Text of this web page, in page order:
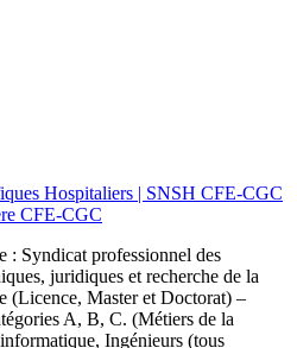
Hospitaliers | SNSH CFE-CGC
CFE-CGC
: Syndicat professionnel des
juridiques et recherche de la
(Licence, Master et Doctorat) –
A, B, C. (Métiers de la
Ingénieurs (tous